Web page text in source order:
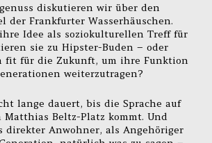
diskutieren wir über den
der Frankfurter Wasserhäuschen.
Idee als soziokulturellen Treff für
sie zu Hipster-Buden – oder
fit für die Zukunft, um ihre Funktion
weiterzutragen?
lange dauert, bis die Sprache auf
Matthias Beltz-Platz kommt. Und
direkter Anwohner, als Angehöriger